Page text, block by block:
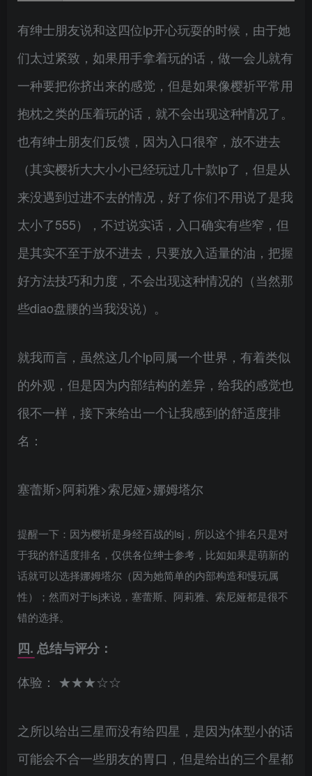
有绅士朋友说和这四位lp开心玩耍的时候，由于她
们太过紧致，如果用手拿着玩的话，做一会儿就有
一种要把你挤出来的感觉，但是如果像樱祈平常用
抱枕之类的压着玩的话，就不会出现这种情况了。
也有绅士朋友们反馈，因为入口很窄，放不进去
（其实樱祈大大小小已经玩过几十款lp了，但是从
来没遇到过进不去的情况，好了你们不用说了是我
太小了555），不过说实话，入口确实有些窄，但
是其实不至于放不进去，只要放入适量的油，把握
好方法技巧和力度，不会出现这种情况的（当然那
些diao盘腰的当我没说）。
就我而言，虽然这几个lp同属一个世界，有着类似
的外观，但是因为内部结构的差异，给我的感觉也
很不一样，接下来给出一个让我感到的舒适度排
名：
塞蕾斯>阿莉雅>索尼娅>娜姆塔尔
提醒一下：因为樱祈是身经百战的lsj，所以这个排名只是对
于我的舒适度排名，仅供各位绅士参考，比如如果是萌新的
话就可以选择娜姆塔尔（因为她简单的内部构造和慢玩属
性）；然而对于lsj来说，塞蕾斯、阿莉雅、索尼娅都是很不
错的选择。
四. 总结与评分：
体验： ★★★☆☆
之所以给出三星而没有给四星，是因为体型小的话
可能会不合一些朋友的胃口，但是给出的三个星都